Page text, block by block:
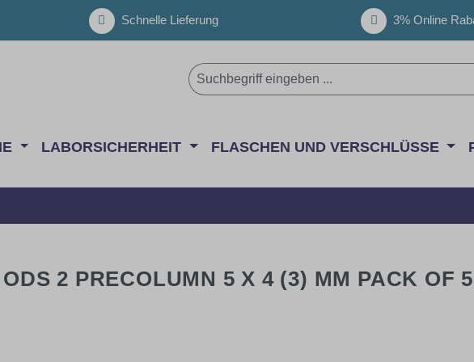
Schnelle Lieferung 3% Online
LABORSICHERHEIT FLASCHEN UND VERSCHLÜSSE
2 PRECOLUMN 5 X 4 (3) MM PACK OF 5